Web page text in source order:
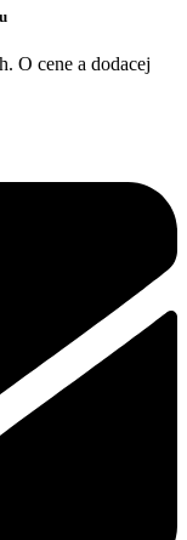
O cene a dodacej